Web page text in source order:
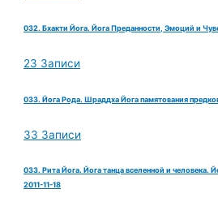
032. Бхакти Йога. Йога Преданности, Эмоций и
23 Записи
033. Йога Рода. Шраддха Йога памятования
33 Записи
033. Рита Йога. Йога танца вселенной и человека.
2011-11-18